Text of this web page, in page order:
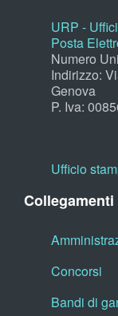
URP -
Posta
Numero
Indirizzo:
Genova
P. Iva:
Ufficio
Concorsi
Bandi di